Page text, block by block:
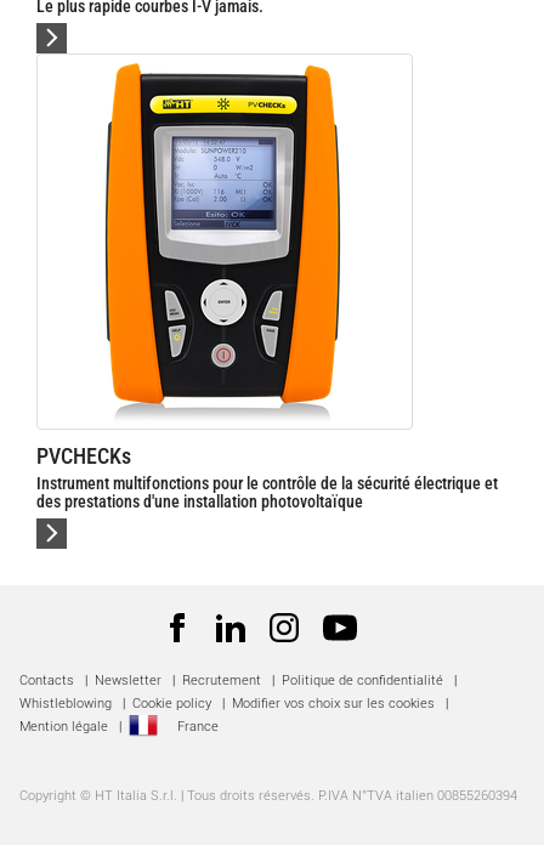
Le plus rapide courbes I-V jamais.
PVCHECKs
Instrument multifonctions pour le contrôle de la sécurité électrique et
des prestations d'une installation photovoltaïque
Contacts Newsletter Recrutement Politique de confidentialité
Whistleblowing
Cookie policy Modifier vos choix sur les cookies
Mention légale
France
Copyright © HT Italia S.r.l. | Tous droits réservés. P.IVA N°TVA italien 00855260394